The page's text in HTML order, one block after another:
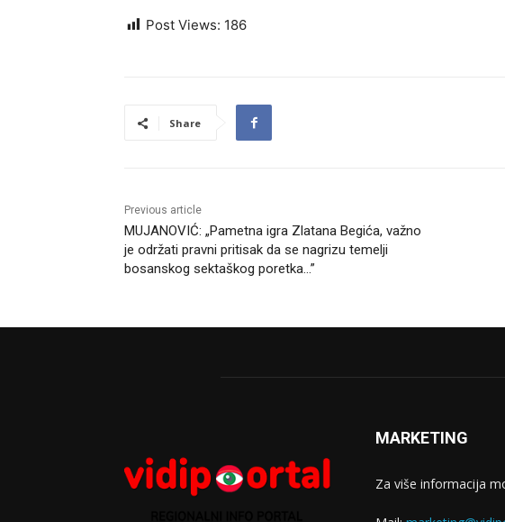
Post Views: 186
Share
Previous article
MUJANOVIĆ: „Pametna igra Zlatana Begića, važno
je održati pravni pritisak da se nagrizu temelji
bosanskog sektaškog poretka…”
MARKETING
Za više informacija